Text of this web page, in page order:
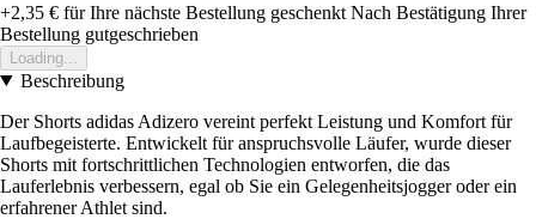
+2,35 € für Ihre nächste Bestellung geschenkt Nach Bestätigung Ihrer
Bestellung gutgeschrieben
Loading...
Beschreibung
Der Shorts adidas Adizero vereint perfekt Leistung und Komfort für
Laufbegeisterte. Entwickelt für anspruchsvolle Läufer, wurde dieser
Shorts mit fortschrittlichen Technologien entworfen, die das
Lauferlebnis verbessern, egal ob Sie ein Gelegenheitsjogger oder ein
erfahrener Athlet sind.